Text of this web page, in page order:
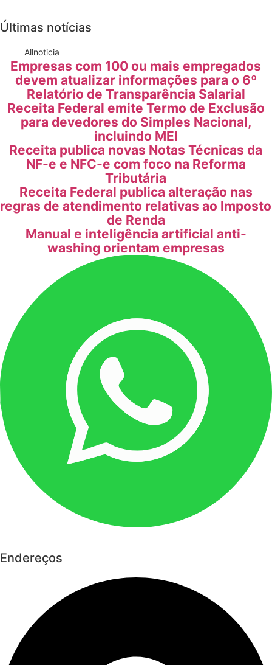
Últimas notícias
Allnoticia
Empresas com 100 ou mais empregados
devem atualizar informações para o 6º
Relatório de Transparência Salarial
Receita Federal emite Termo de Exclusão
para devedores do Simples Nacional,
incluindo MEI
Receita publica novas Notas Técnicas da
NF-e e NFC-e com foco na Reforma
Tributária
Receita Federal publica alteração nas
regras de atendimento relativas ao Imposto
de Renda
Manual e inteligência artificial anti-
washing orientam empresas
Endereços